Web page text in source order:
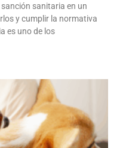
sanitaria en un
y cumplir la normativa
es uno de los